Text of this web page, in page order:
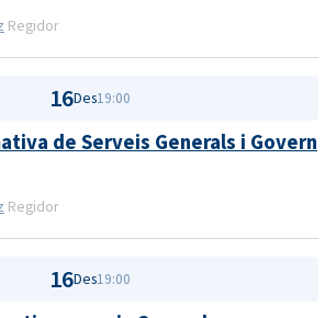
Regidor
16Des19:00
de Serveis Generals i Govern
Regidor
16Des19:00